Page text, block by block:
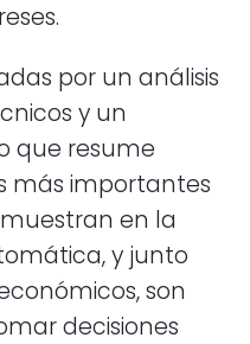
por un análisis
y un
que resume
más importantes
en la
y junto
son
decisiones